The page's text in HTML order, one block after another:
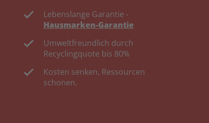
Lebenslange Garantie -
Hausmarken-Garantie
Umweltfreundlich durch
Recyclingquote bis 80%
Kosten senken, Ressourcen
schonen.